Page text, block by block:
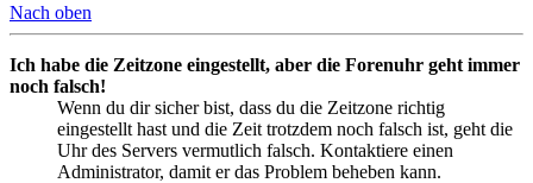
Nach oben
Ich habe die Zeitzone eingestellt, aber die Forenuhr geht immer
noch falsch!
Wenn du dir sicher bist, dass du die Zeitzone richtig
eingestellt hast und die Zeit trotzdem noch falsch ist, geht die
Uhr des Servers vermutlich falsch. Kontaktiere einen
Administrator, damit er das Problem beheben kann.